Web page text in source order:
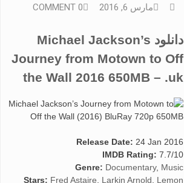
مارس 6, 2016 0 COMMENT
دانلود Michael Jackson’s
Journey from Motown to Off
the Wall 2016 650MB – .uk
Release Date: 24 Jan 2016
IMDB Rating:7.7/10
Genre: Documentary, Music
Stars: Fred Astaire Larkin Arnold
Lemon